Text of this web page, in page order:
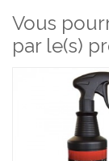
Vous
par le(s)